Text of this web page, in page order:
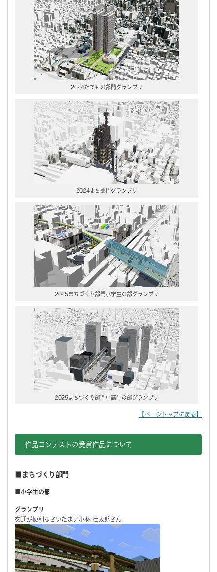
2024たてもの部門グランプリ
2024まち部門グランプリ
2025まちづくり部門小学生の部グランプリ
2025まちづくり部門中高生の部グランプリ
【ページトップに戻る】
作品コンテストの受賞作品について
■まちづくり部門
■小学生の部
グランプリ
交通が便利なさいたま／小林 壮太郎さん